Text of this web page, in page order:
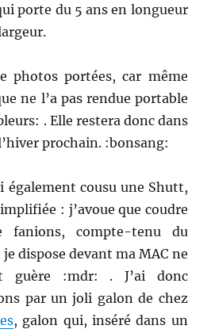
porte du 5 ans en longueur
photos portées, car même
ne l’a pas rendue portable
. Elle restera donc dans
prochain. :bonsang:
également cousu une Shutt,
: j’avoue que coudre
fanions, compte-tenu du
dispose devant ma MAC ne
guère :mdr: . J’ai donc
par un joli galon de chez
, galon qui, inséré dans un